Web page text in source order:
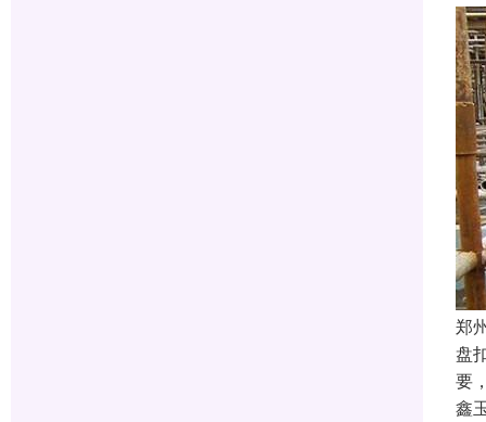
郑
盘
要
鑫